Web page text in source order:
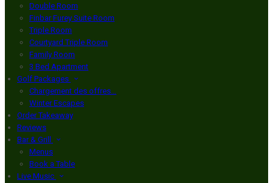
Double Room
Finbar Furey Suite Room
Triple Room
Courtyard Triple Room
Family Room
3 Bed Apartment
Golf Packages
Chargement des offres…
Winter Escapes
Order Takeaway
Reviews
Bar & Grill
Menus
Book a Table
Live Music